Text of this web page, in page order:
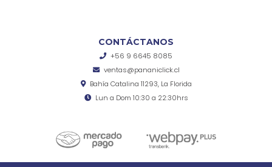
CONTÁCTANOS
+56 9 6645 8085
ventas@pananiclick.cl
Bahía Catalina 11293, La Florida
Lun a Dom 10:30 a 22:30hrs